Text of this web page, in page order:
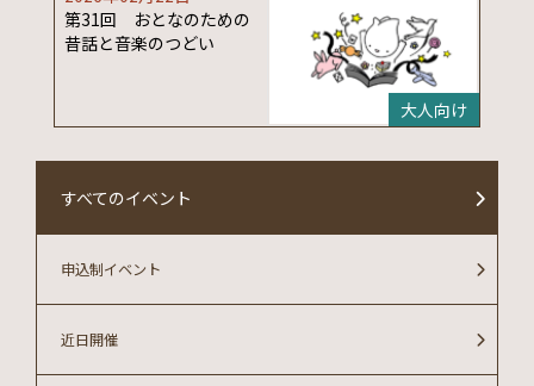
大人向け
第31回 おとなのための
昔話と音楽のつどい
すべてのイベント
近日開催
申込制イベント